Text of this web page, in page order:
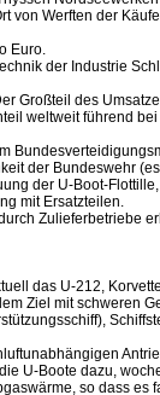
von Werften der
Euro.
der Industrie
Großteil des
weltweit führend
der Bundeswehr
der U-Boot-
mit Ersatzteilen.
Zulieferbetriebe
das U-212,
Ziel mit schweren
U-Boote dazu,
so dass es